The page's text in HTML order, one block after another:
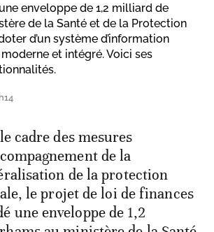
enveloppe de 1,2 milliard de
de la Santé et de la Protection
d’un système d’information
et intégré. Voici ses
cadre des mesures
de la
de la protection
le projet de loi de finances
une enveloppe de 1,2